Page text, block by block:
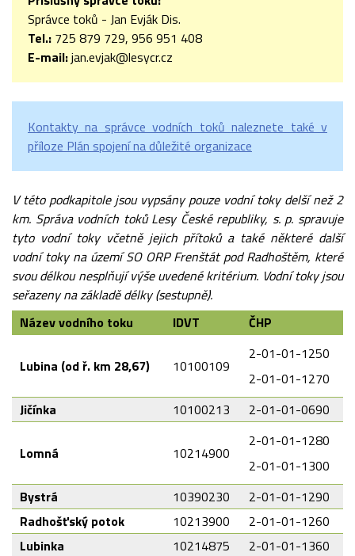
Správce toků - Jan Evják Dis.
Tel.: 725 879 729, 956 951 408
E-mail:jan.evjak@lesycr.cz
Kontakty na správce vodních toků naleznete také v
příloze Plán spojení na důležité organizace
V této podkapitole jsou vypsány pouze vodní toky delší než 2
km. Správa vodních toků Lesy České republiky, s. p. spravuje
tyto vodní toky včetně jejich přítoků a také některé další
vodní toky na území SO ORP Frenštát pod Radhoštěm, které
svou délkou nesplňují výše uvedené kritérium. Vodní toky jsou
seřazeny na základě délky (sestupně).
Název vodního toku
IDVT ČHP
Lubina (od ř. km 28,67) 10100109
2-01-01-1250
2-01-01-1270
Jičínka
10100213 2-01-01-0690
Lomná 10214900
2-01-01-1280
2-01-01-1300
Bystrá
10390230
2-01-01-1290
Radhošťský potok
10213900
2-01-01-1260
Lubinka
10214875
2-01-01-1360